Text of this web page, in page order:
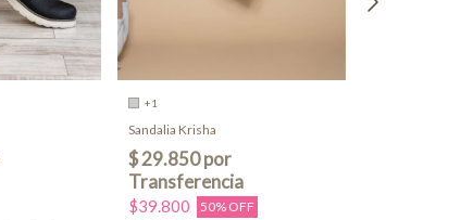
+1
Sandalia Krisha
$39.800 50% OFF